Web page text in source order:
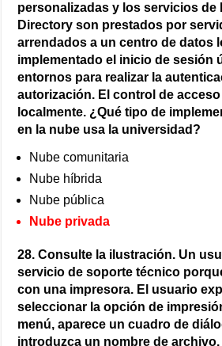
personalizadas y los servicios de
Directory son prestados por
arrendados a un centro de datos
implementado el inicio de sesión
entornos para realizar la
autorización. El control de
localmente. ¿Qué tipo de
en la nube usa la universidad?
Nube comunitaria
Nube híbrida
Nube pública
Nube privada
28. Consulte la ilustración. Un
servicio de soporte técnico
con una impresora. El usuario
seleccionar la opción de
menú, aparece un cuadro de
introduzca un nombre de